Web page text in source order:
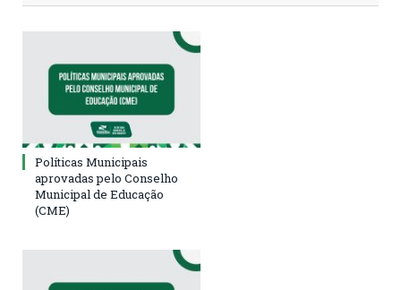
Políticas Municipais
aprovadas pelo Conselho
Municipal de Educação
(CME)